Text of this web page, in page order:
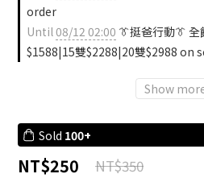
order
Until08/12 02:00 👔挺爸行動👔
$1588|15雙$2288|20雙$2988 on
Show
Sold 100+
NT$250 NT$350